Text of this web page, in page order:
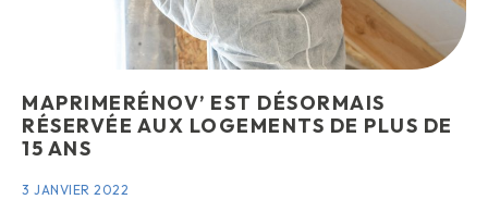
MAPRIMERÉNOV’ EST DÉSORMAIS
RÉSERVÉE AUX LOGEMENTS DE PLUS DE
15 ANS
3 JANVIER 2022